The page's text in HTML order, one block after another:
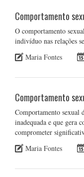
Comportamento
O comportamento
indivíduo nas relações
Maria Fontes
Comportamento
Comportamento sexual
inadequada e que gera
comprometer
Maria Fontes